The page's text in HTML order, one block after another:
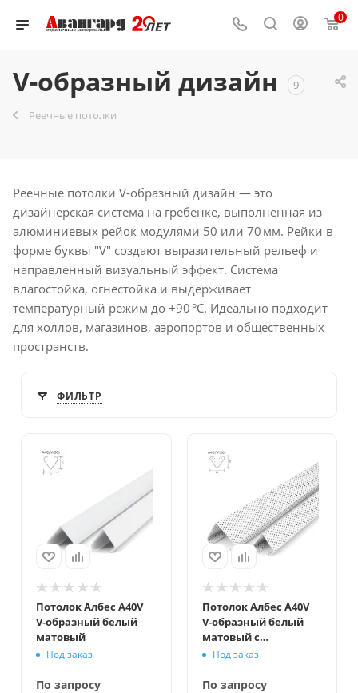
0
V-образный дизайн 9
Реечные потолки
Реечные потолки V‑образный дизайн — это
дизайнерская система на гребёнке, выполненная из
алюминиевых рейок модулями 50 или 70 мм. Рейки в
форме буквы "V" создают выразительный рельеф и
направленный визуальный эффект. Система
влагостойка, огнестойка и выдерживает
температурный режим до +90 °C. Идеально подходит
для холлов, магазинов, аэропортов и общественных
пространств.
ФИЛЬТР
Потолок Албес A40V
V‑образный белый
матовый
Под заказ
По запросу
Потолок Албес A40V
V‑образный белый
матовый с
перфорацией
Под заказ
По запросу